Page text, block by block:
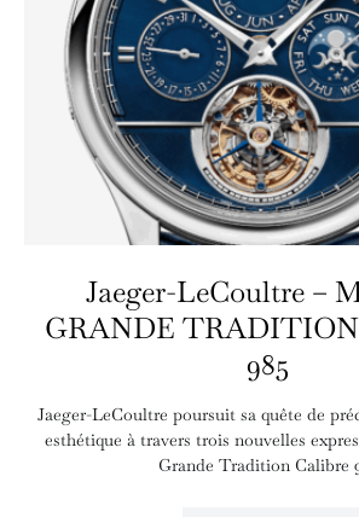
Jaeger-LeCoultre –
GRANDE
985
Jaeger-LeCoultre poursuit sa quête de
esthétique à travers trois nouvelles
Grande Tradition Calibre